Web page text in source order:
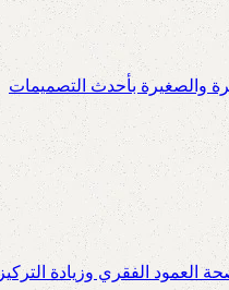
والصغيرة بأحدث التصميمات
الفقري وزيادة التركيز